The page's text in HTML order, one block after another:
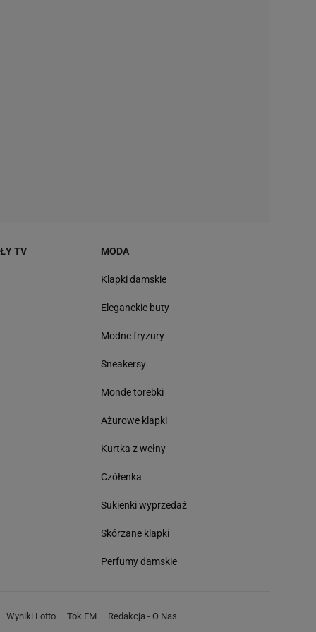
TV MODA
Klapki damskie
Eleganckie buty
Modne fryzury
Sneakersy
Monde torebki
Ażurowe klapki
Kurtka z wełny
Czółenka
Sukienki wyprzedaż
Skórzane klapki
Perfumy damskie
Wyniki Lotto Tok.FM Redakcja - O Nas